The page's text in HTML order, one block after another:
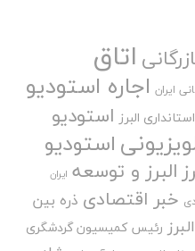
اتاق
ایران اجاره استودیو
استانداری البرز استودیو
استودیو
البرز و توسعه ایران
خبر اقتصادی ذره بین
رئیس کمیسیون گردشگری